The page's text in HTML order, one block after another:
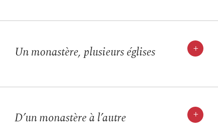
+
Un monastère, plusieurs églises
+
D’un monastère à l’autre